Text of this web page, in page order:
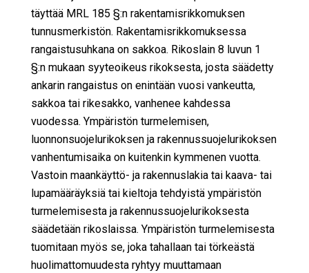
täyttää MRL 185 §:n rakentamisrikkomuksen
tunnusmerkistön. Rakentamisrikkomuksessa
rangaistusuhkana on sakkoa. Rikoslain 8 luvun 1
§:n mukaan syyteoikeus rikoksesta, josta säädetty
ankarin rangaistus on enintään vuosi vankeutta,
sakkoa tai rikesakko, vanhenee kahdessa
vuodessa. Ympäristön turmelemisen,
luonnonsuojelurikoksen ja rakennussuojelurikoksen
vanhentumisaika on kuitenkin kymmenen vuotta.
Vastoin maankäyttö- ja rakennuslakia tai kaava- tai
lupamääräyksiä tai kieltoja tehdyistä ympäristön
turmelemisesta ja rakennussuojelurikoksesta
säädetään rikoslaissa. Ympäristön turmelemisesta
tuomitaan myös se, joka tahallaan tai törkeästä
huolimattomuudesta ryhtyy muuttamaan